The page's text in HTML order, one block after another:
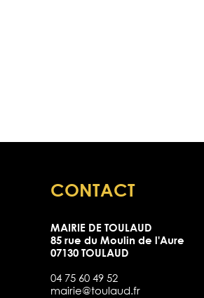
CONTACT
MAIRIE DE TOULAUD
85 rue du Moulin de l'Aure
07130 TOULAUD
04 75 60 49 52
mairie@toulaud.fr